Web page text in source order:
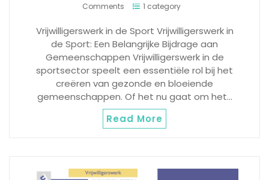
Comments
1 category
Vrijwilligerswerk in de Sport Vrijwilligerswerk in
de Sport: Een Belangrijke Bijdrage aan
Gemeenschappen Vrijwilligerswerk in de
sportsector speelt een essentiële rol bij het
creëren van gezonde en bloeiende
gemeenschappen. Of het nu gaat om het…
Read More